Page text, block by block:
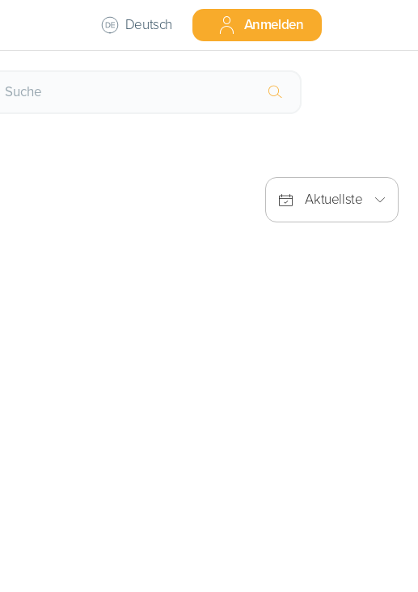
Deutsch Anmelden
Aktuellste